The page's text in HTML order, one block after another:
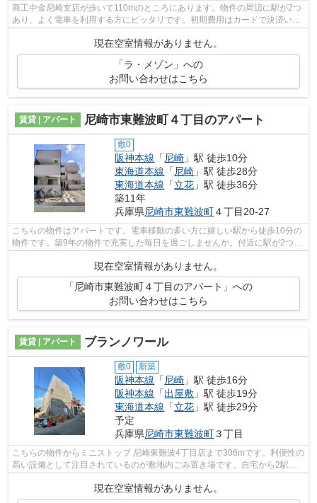
商工中金尼崎支店が歩いて110mのところにあります。物件の周辺に駅が2つ
あり、よく電車を利用する方にピッタリです。初期費用はカードで決済いた
現在空室情報がありません。
「ラ・メゾン」への
お問い合わせはこちら
賃貸 | アパート 尼崎市東難波町４丁目のアパート
敷0
阪神本線 「 尼崎 」駅 徒歩10分
東海道本線 「 尼崎 」駅 徒歩28分
東海道本線 「立花 」駅 徒歩36分
築11年
兵庫県尼崎市東難波町４丁目20-27
こちらの物件はアパートです。電車移動の多い方に嬉しい駅から徒歩10分の
物件です。築9年の物件で充実した毎日を過ごしませんか。付近に駅が2つあ
るので、用途や行き先によって経路を...
現在空室情報がありません。
「尼崎市東難波町４丁目のアパート」への
お問い合わせはこちら
賃貸 | アパート ブランノワール
敷0 新築
阪神本線 「尼崎 」駅 徒歩16分
阪神本線 「出屋敷 」駅 徒歩19分
東海道本線 「立花 」駅 徒歩29分
予定
兵庫県尼崎市東難波町３丁目
こちらの物件からミニストップ 尼崎東難波4丁目店まで306mです。利便性の
高い設備として注目されているのが敷地内ごみ置き場です。自宅から2駅利
現在空室情報がありません。